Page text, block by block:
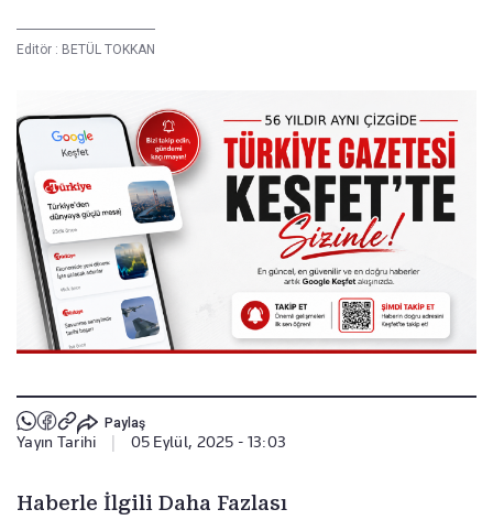
Editör : BETÜL TOKKAN
Paylaş
Yayın Tarihi 05 Eylül, 2025 - 13:03
Haberle İlgili Daha Fazlası